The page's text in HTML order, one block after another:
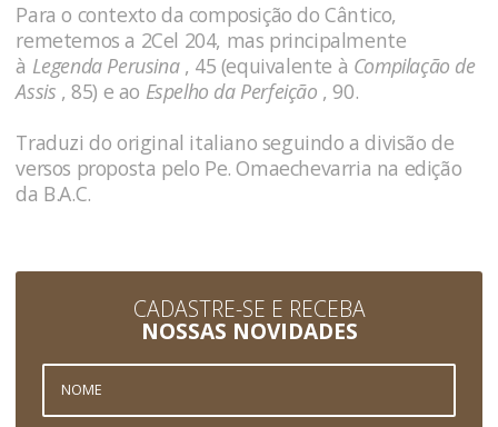
Para o contexto da composição do Cântico,
remetemos a 2Cel 204, mas principalmente
à Legenda Perusina , 45 (equivalente à Compilação de
Assis , 85) e ao Espelho da Perfeição , 90.
Traduzi do original italiano seguindo a divisão de
versos proposta pelo Pe. Omaechevarria na edição
da B.A.C.
CADASTRE-SE E RECEBA
NOSSAS NOVIDADES